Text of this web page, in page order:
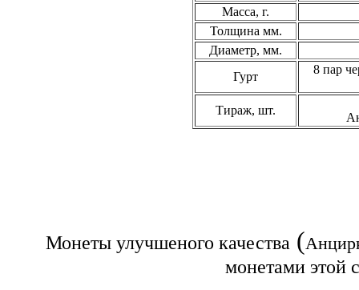
Масса, г.
Толщина мм.
Диаметр, мм.
Гурт
8 пар
Тираж, шт.
Монеты улучшеного качества (
монетами этой